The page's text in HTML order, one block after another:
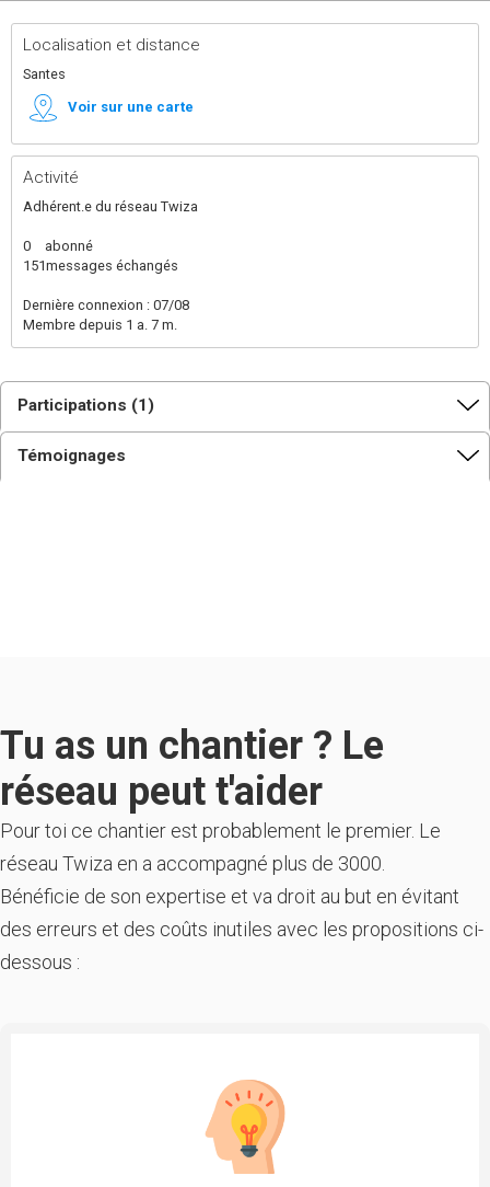
Localisation et distance
Santes
Voir sur une carte
Activité
Adhérent.e du réseau Twiza
0
abonné
151messages échangés
Dernière connexion : 07/08
Membre depuis 1 a. 7 m.
Participations (1)
Témoignages
Tu as un chantier ? Le
réseau peut t'aider
Pour toi ce chantier est probablement le premier. Le
réseau Twiza en a accompagné plus de 3000.
Bénéficie de son expertise et va droit au but en évitant
des erreurs et des coûts inutiles avec les propositions ci-
dessous :